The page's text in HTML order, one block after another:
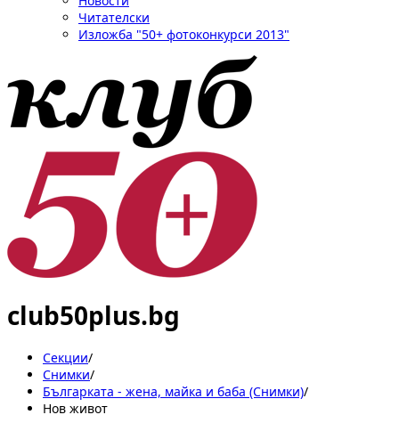
Читателски
Изложба "50+ фотоконкурси 2013"
club50plus.bg
Секции/
Снимки/
Българката - жена, майка и баба (Снимки)/
Нов живот